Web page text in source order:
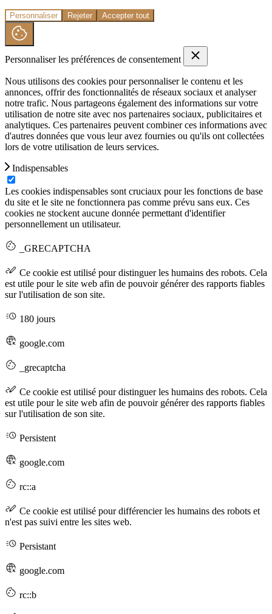
Personnaliser Rejeter Accepter tout
Personnaliser les préférences de consentement
Nous utilisons des cookies pour personnaliser le contenu et les
annonces, offrir des fonctionnalités de réseaux sociaux et analyser
notre trafic. Nous partageons également des informations sur votre
utilisation de notre site avec nos partenaires sociaux, publicitaires et
analytiques. Ces partenaires peuvent combiner ces informations avec
d'autres données que vous leur avez fournies ou qu'ils ont collectées
lors de votre utilisation de leurs services.
Indispensables
Les cookies indispensables sont cruciaux pour les fonctions de base
du site et le site ne fonctionnera pas comme prévu sans eux. Ces
cookies ne stockent aucune donnée permettant d'identifier
personnellement un utilisateur.
_GRECAPTCHA
Ce cookie est utilisé pour distinguer les humains des robots. Cela
est utile pour le site web afin de pouvoir générer des rapports fiables
sur l'utilisation de son site.
180 jours
google.com
_grecaptcha
Ce cookie est utilisé pour distinguer les humains des robots. Cela
est utile pour le site web afin de pouvoir générer des rapports fiables
sur l'utilisation de son site.
Persistent
google.com
rc::a
Ce cookie est utilisé pour différencier les humains des robots et
n'est pas suivi entre les sites web.
Persistant
google.com
rc::b